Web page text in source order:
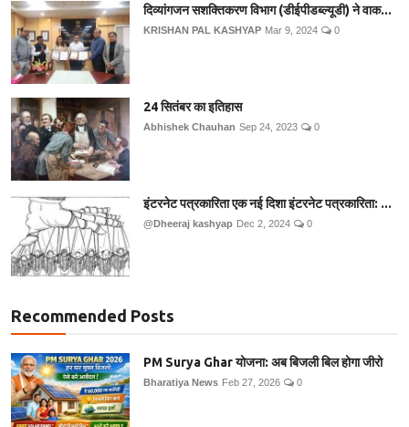
दिव्यांगजन सशक्तिकरण विभाग (डीईपीडब्ल्यूडी) ने वाक...
KRISHAN PAL KASHYAP Mar 9, 2024 0
24 सितंबर का इतिहास
Abhishek Chauhan Sep 24, 2023 0
इंटरनेट पत्रकारिता एक नई दिशा इंटरनेट पत्रकारिता: ...
@Dheeraj kashyap Dec 2, 2024 0
Recommended Posts
PM Surya Ghar योजना: अब बिजली बिल होगा जीरो
Bharatiya News Feb 27, 2026 0